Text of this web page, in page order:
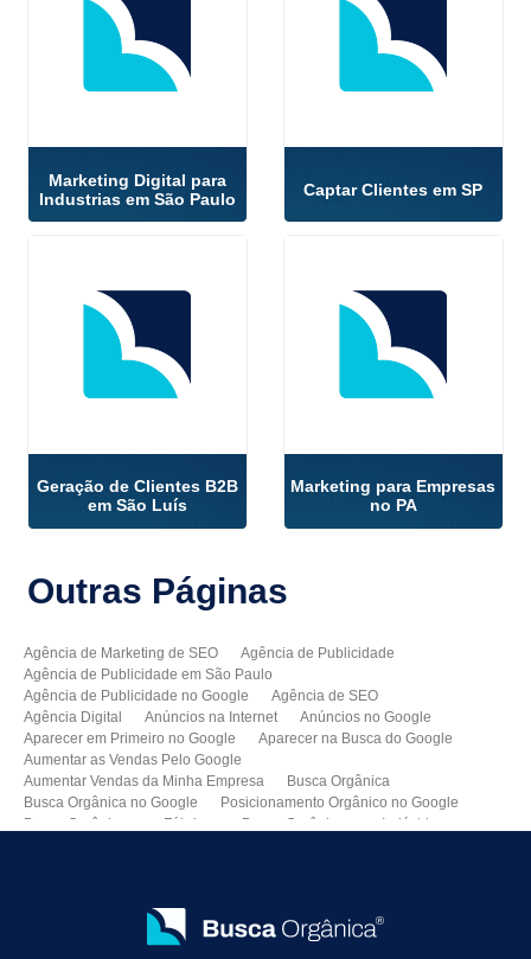
Marketing Digital para
Industrias em São Paulo
Captar Clientes em SP
Geração de Clientes B2B
em São Luís
Marketing para Empresas
no PA
Outras Páginas
Agência de Marketing de SEO
Agência de Publicidade
Agência de Publicidade em São Paulo
Agência de Publicidade no Google
Agência de SEO
Agência Digital
Anúncios na Internet
Anúncios no Google
Aparecer em Primeiro no Google
Aparecer na Busca do Google
Aumentar as Vendas Pelo Google
Aumentar Vendas da Minha Empresa
Busca Orgânica
Busca Orgânica no Google
Posicionamento Orgânico no Google
Busca Orgânica para Fábricas
Busca Orgânica para Indústrias
Como Melhorar as Vendas
Como Melhorar o Ranking do Meu Site no Google